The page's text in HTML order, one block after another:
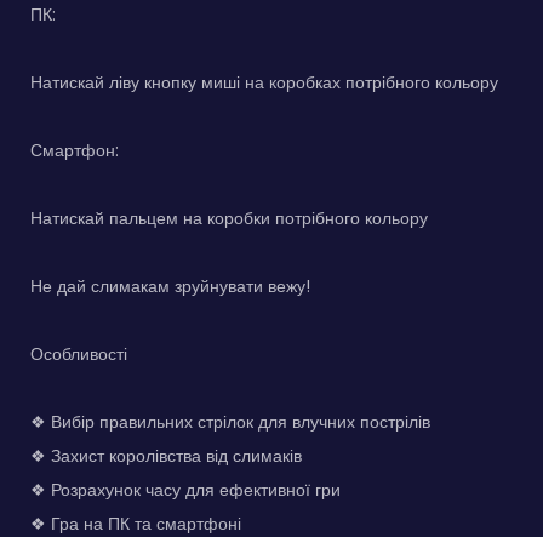
ПК:
Натискай ліву кнопку миші на коробках потрібного кольору
Смартфон:
Натискай пальцем на коробки потрібного кольору
Не дай слимакам зруйнувати вежу!
Особливості
❖ Вибір правильних стрілок для влучних пострілів
❖ Захист королівства від слимаків
❖ Розрахунок часу для ефективної гри
❖ Гра на ПК та смартфоні